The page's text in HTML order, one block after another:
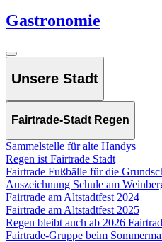
Gastronomie
Unsere Stadt
Fairtrade-Stadt Regen
Sammelstelle für alte Handys
Regen ist Fairtrade Stadt
Fairtrade Fußbälle für die
Auszeichnung Schule am
Fairtrade am Altstadtfest 2024
Fairtrade am Altstadtfest 2025
Regen bleibt auch ab 2026
Fairtrade-Gruppe beim